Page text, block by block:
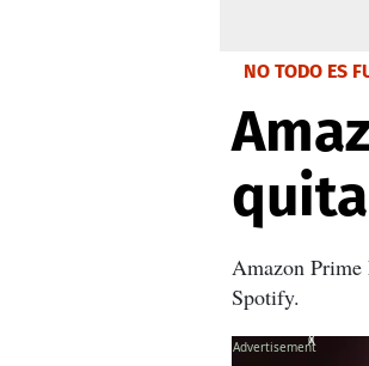
NO TODO ES
Amazon Prime
Spotify.
X